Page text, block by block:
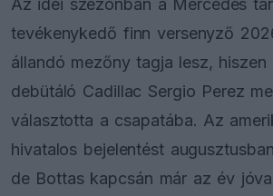
Az idei szezonban a Mercedes
tevékenykedő finn versenyző
állandó mezőny tagja lesz,
debütáló Cadillac Sergio Perez
választotta a csapatába. Az
hivatalos bejelentést
de Bottas kapcsán már az év